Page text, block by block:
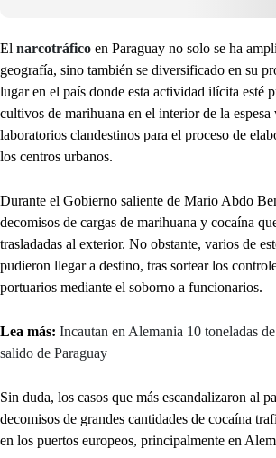
El narcotráfico en Paraguay no solo se ha
geografía, sino también se diversificado en su
lugar en el país donde esta actividad ilícita esté
cultivos de marihuana en el interior de la espesa
laboratorios clandestinos para el proceso de
los centros urbanos.
Durante el Gobierno saliente de Mario Abdo
decomisos de cargas de marihuana y cocaína
trasladadas al exterior. No obstante, varios de
pudieron llegar a destino, tras sortear los
portuarios mediante el soborno a funcionarios.
Lea más: Incautan en Alemania 10 toneladas
salido de Paraguay
Sin duda, los casos que más escandalizaron al
decomisos de grandes cantidades de cocaína
en los puertos europeos, principalmente en